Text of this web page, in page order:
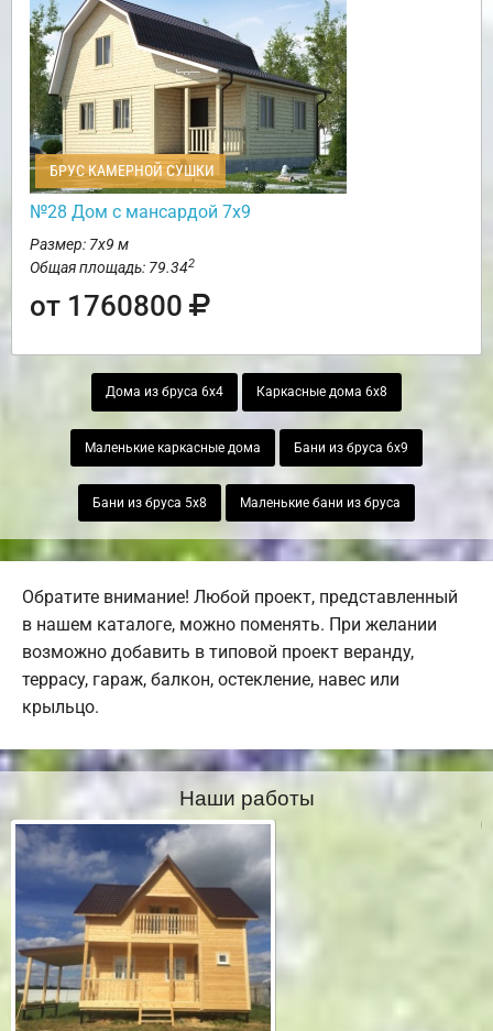
БРУС КАМЕРНОЙ СУШКИ
№28 Дом с мансардой 7х9
Размер: 7х9 м
Общая площадь: 79.342
от 1760800
Дома из бруса 6х4 Каркасные дома 6х8
Маленькие каркасные дома Бани из бруса 6х9
Бани из бруса 5х8 Маленькие бани из бруса
Обратите внимание! Любой проект, представленный
в нашем каталоге, можно поменять. При желании
возможно добавить в типовой проект веранду,
террасу, гараж, балкон, остекление, навес или
крыльцо.
Наши работы